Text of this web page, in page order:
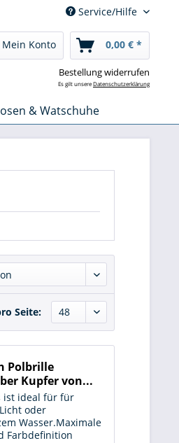
Service/Hilfe
Mein Konto 0,00 € *
Bestellung widerrufen
Es gilt unsereDatenschutzerklärung
& Watschuhe
Seite:
Polbrille
Kupfer von...
ist ideal für für
oder
Wasser.Maximale
Farbdefinition